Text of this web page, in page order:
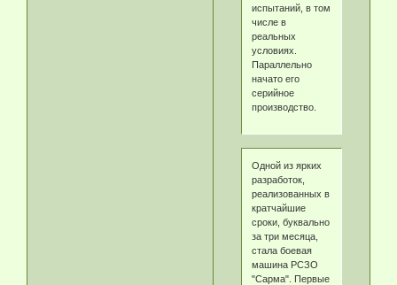
испытаний, в том
числе в
реальных
условиях.
Параллельно
начато его
серийное
производство.
Одной из ярких
разработок,
реализованных в
кратчайшие
сроки, буквально
за три месяца,
стала боевая
машина РСЗО
"Сарма". Первые